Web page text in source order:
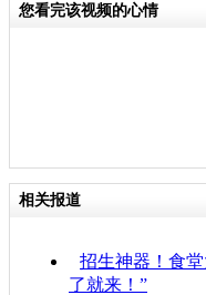
您看完该视频的心情
相关报道
招生神器！食
了就来！”